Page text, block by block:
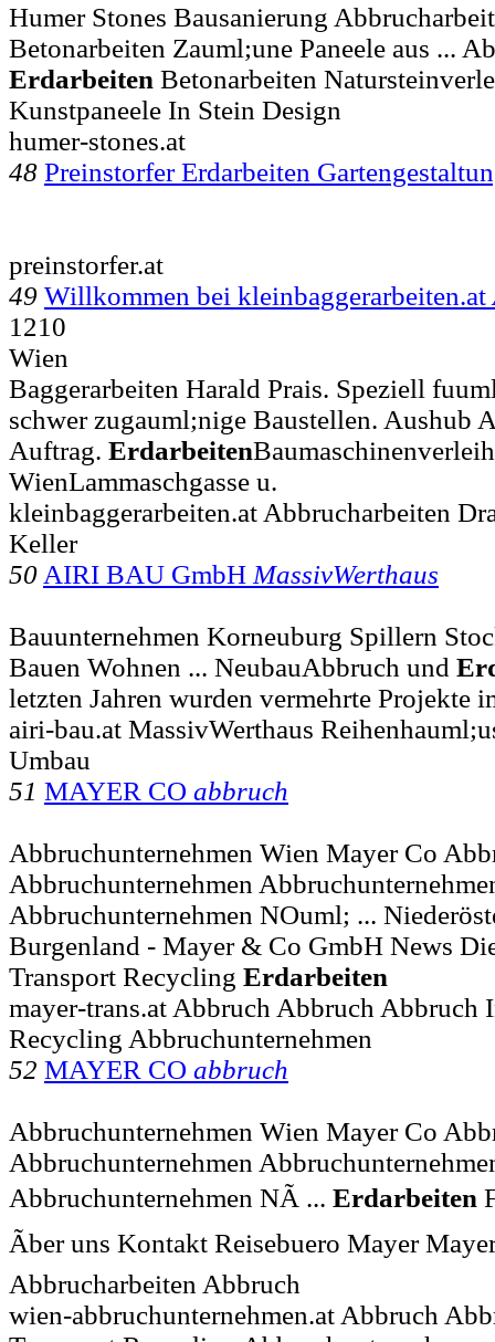
Humer Stones Bausanierung
Betonarbeiten Zauml;une Paneele aus ...
Erdarbeiten Betonarbeiten
Kunstpaneele In Stein Design
humer-stones.at
48 Preinstorfer Erdarbeiten
preinstorfer.at
49 Willkommen bei kleinbaggerarbeiten.at
1210
Wien
Baggerarbeiten Harald Prais. Speziell
schwer zugauml;nige Baustellen. Aushub
Auftrag. Erdarbeiten
WienLammaschgasse u.
kleinbaggerarbeiten.at Abbrucharbeiten
Keller
50 AIRI BAU GmbH MassivWerthaus
Bauunternehmen Korneuburg Spillern
Bauen Wohnen ... NeubauAbbruch und
letzten Jahren wurden vermehrte Projekte
airi-bau.at MassivWerthaus
Umbau
51 MAYER CO abbruch
Abbruchunternehmen Wien Mayer Co
Abbruchunternehmen
Abbruchunternehmen NOuml; ...
Burgenland - Mayer & Co GmbH News
Transport Recycling Erdarbeiten
mayer-trans.at Abbruch Abbruch Abbruch
Recycling Abbruchunternehmen
52 MAYER CO abbruch
Abbruchunternehmen Wien Mayer Co
Abbruchunternehmen
Abbruchunternehmen NÃ ... Erdarbeiten
Ãber uns Kontakt Reisebuero Mayer
Abbrucharbeiten Abbruch
wien-abbruchunternehmen.at Abbruch